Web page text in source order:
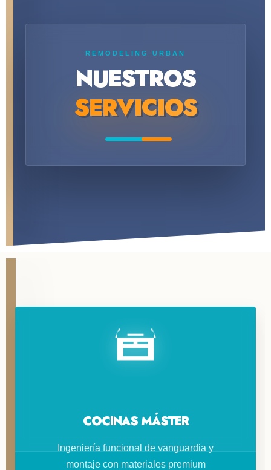
REMODELING URBAN
NUESTROS
SERVICIOS
COCINAS MÁSTER
Ingeniería funcional de vanguardia y
montaje con materiales premium